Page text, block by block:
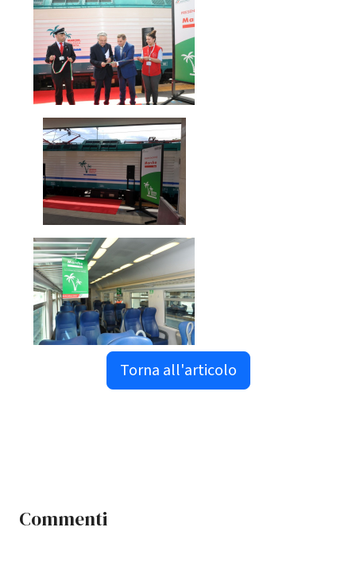
Torna all'articolo
Commenti